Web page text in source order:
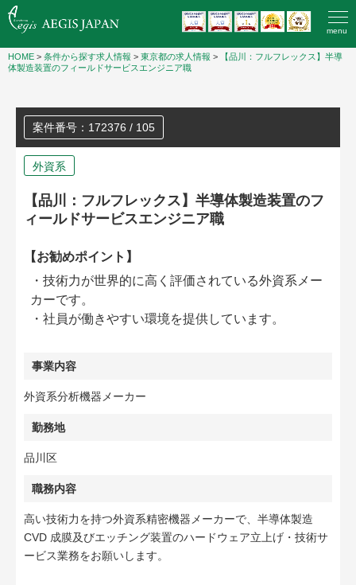
menu
HOME > 条件から探す求人情報 > 東京都の求人情報 >
【品川：フルフレックス】半導
体製造装置のフィールドサービスエンジニア職
案件番号：172376 / 105
外資系
【品川：フルフレックス】半導体製造装置のフ
ィールドサービスエンジニア職
【お勧めポイント】
・技術力が世界的に高く評価されている外資系メー
カーです。
・社員が働きやすい環境を提供しています。
事業内容
外資系分析機器メーカー
勤務地
品川区
職務内容
高い技術力を持つ外資系精密機器メーカーで、半導体製造
CVD 成膜及びエッチング装置のハードウェア立上げ・技術サ
ービス業務をお願いします。